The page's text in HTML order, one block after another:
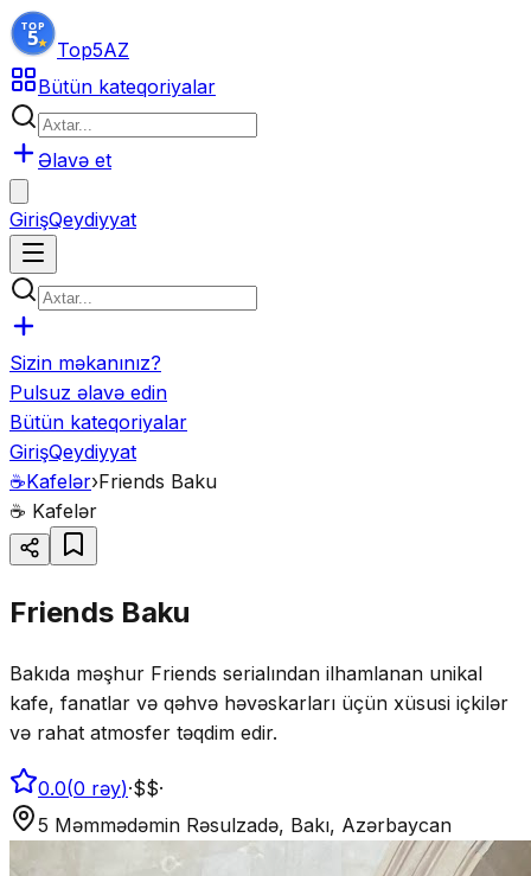
Top5AZ
Bütün kateqoriyalar
Əlavə et
GirişQeydiyyat
Sizin məkanınız?
Pulsuz əlavə edin
Bütün kateqoriyalar
GirişQeydiyyat
☕Kafelər›Friends Baku
☕ Kafelər
Friends Baku
Bakıda məşhur Friends serialından ilhamlanan unikal
kafe, fanatlar və qəhvə həvəskarları üçün xüsusi içkilər
və rahat atmosfer təqdim edir.
0.0(0 rəy)·$$·
5 Məmmədəmin Rəsulzadə, Bakı, Azərbaycan